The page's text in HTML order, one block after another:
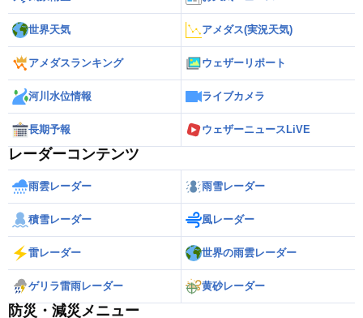
世界天気 アメダス(実況天気)
アメダスランキング ウェザーリポート
河川水位情報 ライブカメラ
長期予報 ウェザーニュースLiVE
レーダーコンテンツ
雨雲レーダー 雨雪レーダー
積雪レーダー 風レーダー
雷レーダー 世界の雨雲レーダー
ゲリラ雷雨レーダー 黄砂レーダー
防災・減災メニュー